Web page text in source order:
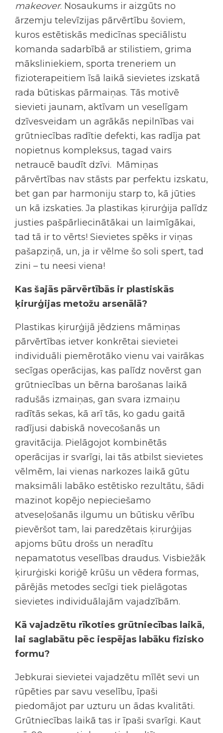
makeover. Nosaukums ir aizgūts no
ārzemju televīzijas pārvērtību šoviem,
kuros estētiskās medicīnas speciālistu
komanda sadarbībā ar stilistiem, grima
māksliniekiem, sporta treneriem un
fizioterapeitiem īsā laikā sievietes izskatā
rada būtiskas pārmaiņas. Tās motivē
sievieti jaunam, aktīvam un veselīgam
dzīvesveidam un agrākās nepilnības vai
grūtniecības radītie defekti, kas radīja pat
nopietnus kompleksus, tagad vairs
netraucē baudīt dzīvi. Māmiņas
pārvērtības nav stāsts par perfektu izskatu,
bet gan par harmoniju starp to, kā jūties
un kā izskaties. Ja plastikas ķirurģija palīdz
justies pašpārliecinātākai un laimīgākai,
tad tā ir to vērts! Sievietes spēks ir viņas
pašapziņā, un, ja ir vēlme šo soli spert, tad
zini – tu neesi viena!
Kas šajās pārvērtībās ir plastiskās
ķirurģijas metožu arsenālā?
Plastikas ķirurģijā jēdziens māmiņas
pārvērtības ietver konkrētai sievietei
individuāli piemērotāko vienu vai vairākas
secīgas operācijas, kas palīdz novērst gan
grūtniecības un bērna barošanas laikā
radušās izmaiņas, gan svara izmaiņu
radītās sekas, kā arī tās, ko gadu gaitā
radījusi dabiskā novecošanās un
gravitācija. Pielāgojot kombinētās
operācijas ir svarīgi, lai tās atbilst sievietes
vēlmēm, lai vienas narkozes laikā gūtu
maksimāli labāko estētisko rezultātu, šādi
mazinot kopējo nepieciešamo
atveseļošanās ilgumu un būtisku vērību
pievēršot tam, lai paredzētais ķirurģijas
apjoms būtu drošs un neradītu
nepamatotus veselības draudus. Visbiežāk
ķirurģiski koriģē krūšu un vēdera formas,
pārējās metodes secīgi tiek pielāgotas
sievietes individuālajām vajadzībām.
Kā vajadzētu rīkoties grūtniecības laikā,
lai saglabātu pēc iespējas labāku fizisko
formu?
Jebkurai sievietei vajadzētu mīlēt sevi un
rūpēties par savu veselību, īpaši
piedomājot par uzturu un ādas kvalitāti.
Grūtniecības laikā tas ir īpaši svarīgi. Kaut